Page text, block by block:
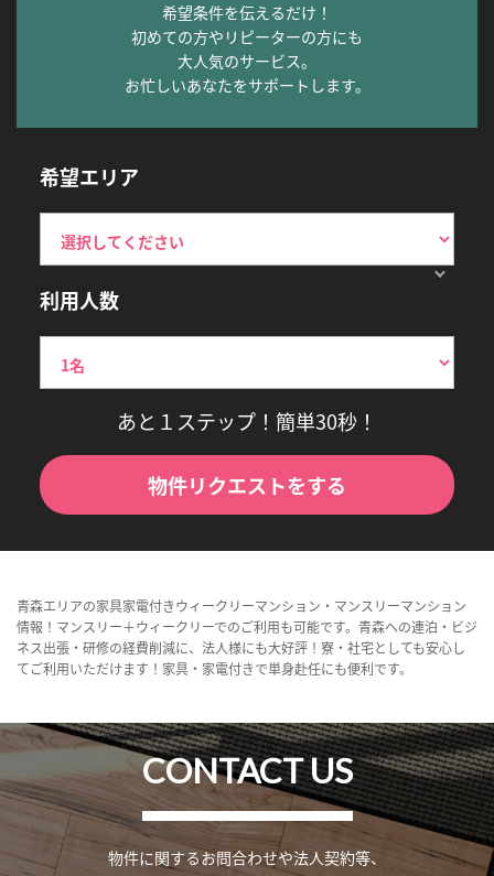
希望条件を伝えるだけ！
初めての方やリピーターの方にも
大人気のサービス。
お忙しいあなたをサポートします。
希望エリア
利用人数
あと１ステップ！簡単30秒！
物件リクエストをする
青森エリアの家具家電付きウィークリーマンション・マンスリーマンション
情報！マンスリー＋ウィークリーでのご利用も可能です。青森への連泊・ビジ
ネス出張・研修の経費削減に、法人様にも大好評！寮・社宅としても安心し
てご利用いただけます！家具・家電付きで単身赴任にも便利です。
CONTACT US
物件に関するお問合わせや法人契約等、